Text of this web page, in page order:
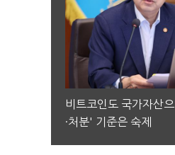
비트코인도 국가자산
·처분' 기준은 숙제